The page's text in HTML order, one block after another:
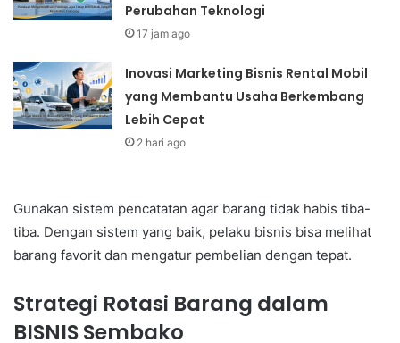
Perubahan Teknologi
17 jam ago
Inovasi Marketing Bisnis Rental Mobil
yang Membantu Usaha Berkembang
Lebih Cepat
2 hari ago
Gunakan sistem pencatatan agar barang tidak habis tiba-
tiba. Dengan sistem yang baik, pelaku bisnis bisa melihat
barang favorit dan mengatur pembelian dengan tepat.
Strategi Rotasi Barang dalam
BISNIS Sembako